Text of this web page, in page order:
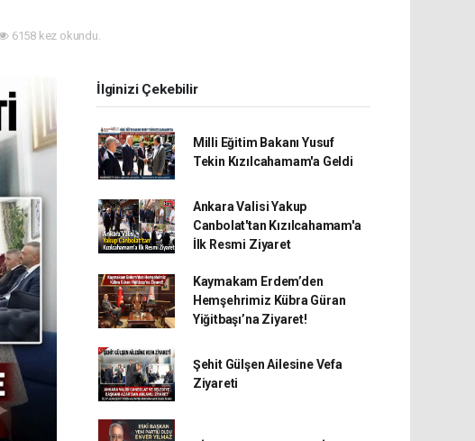
6158 kez okundu.
İlginizi Çekebilir
Milli Eğitim Bakanı Yusuf
Tekin Kızılcahamam'a Geldi
Ankara Valisi Yakup
Canbolat'tan Kızılcahamam'a
İlk Resmi Ziyaret
Kaymakam Erdem’den
Hemşehrimiz Kübra Güran
Yiğitbaşı’na Ziyaret!
Şehit Gülşen Ailesine Vefa
Ziyareti